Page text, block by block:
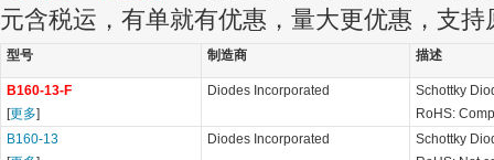
元含税运，有单就有优惠，量大更优惠，支持
型号 制造商 描述
B160-13-F
[更多]
Diodes Incorporated
Schottky
RoHS:
B160-13
Diodes Incorporated
Schottky